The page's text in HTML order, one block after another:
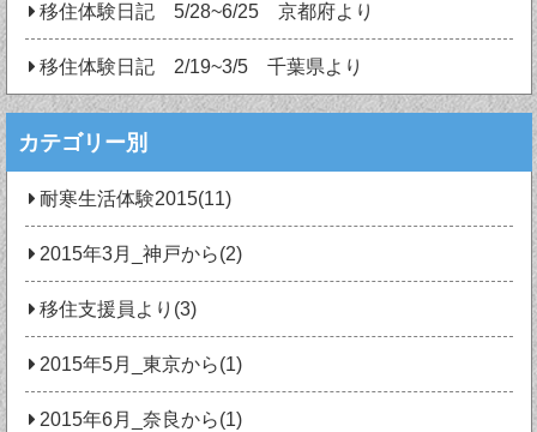
移住体験日記 5/28~6/25 京都府より
移住体験日記 2/19~3/5 千葉県より
カテゴリー別
耐寒生活体験2015(11)
2015年3月_神戸から(2)
移住支援員より(3)
2015年5月_東京から(1)
2015年6月_奈良から(1)